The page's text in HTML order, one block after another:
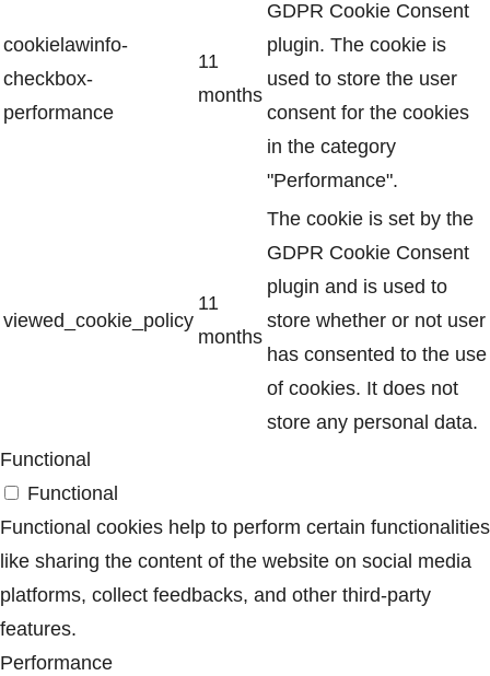
cookielawinfo-
checkbox-
performance
11
months
GDPR Cookie Consent
plugin. The cookie is
used to store the user
consent for the cookies
in the category
"Performance".
viewed_cookie_policy
11
months
The cookie is set by the
GDPR Cookie Consent
plugin and is used to
store whether or not user
has consented to the use
of cookies. It does not
store any personal data.
Functional
Functional
Functional cookies help to perform certain functionalities
like sharing the content of the website on social media
platforms, collect feedbacks, and other third-party
features.
Performance